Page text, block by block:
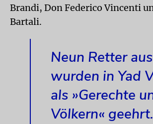
Brandi, Don Federico Vincenti
Bartali.
Neun Retter
wurden in Yad
als »Gerechte
Völkern« geehrt.